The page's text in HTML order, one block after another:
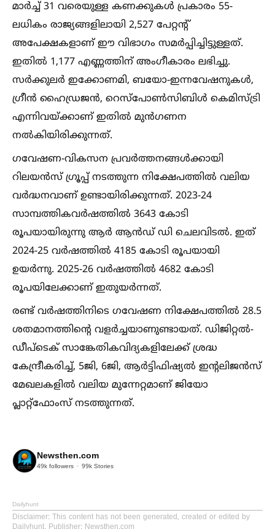
മാര്‍ച്ച്‌ 31 വരെയുള്ള കണക്കുകള്‍ പ്രകാരം 55-
ലധികം രാജ്യങ്ങളിലായി 2,527 പേറ്റന്റ്
അപേക്ഷകളാണ് ഈ വിഭാഗം സമര്‍പ്പിച്ചിട്ടുള്ളത്.
ഇതില്‍ 1,177 എണ്ണത്തിന് അംഗീകാരം ലഭിച്ചു.
സര്‍ക്കുലര്‍ ഇക്കോണമി, ബയോ-ഇന്നവേഷനുകള്‍,
ഗ്രീന്‍ ഹൈഡ്രജന്‍, റെസ്‌പോണ്‍സിബിള്‍ കെമിസ്ട്രി
എന്നിവയ്ക്കാണ് ഇതില്‍ മുന്‍ഗണന
നല്‍കിയിരിക്കുന്നത്.
ഗവേഷണ-വികസന പ്രവര്‍ത്തനങ്ങള്‍ക്കായി
റിലയന്‍സ് ഗ്രൂപ്പ് നടത്തുന്ന നിക്ഷേപത്തില്‍ വലിയ
വര്‍ദ്ധനവാണ് ഉണ്ടായിരിക്കുന്നത്. 2023-24
സാമ്പത്തികവര്‍ഷത്തില്‍ 3643 കോടി
രൂപയായിരുന്നു ആര്‍ ആന്‍ഡ് ഡി ചെലവിടല്‍. ഇത്
2024-25 വര്‍ഷത്തില്‍ 4185 കോടി രൂപയായി
ഉയര്‍ന്നു. 2025-26 വര്‍ഷത്തില്‍ 4682 കോടി
രൂപയിലേക്കാണ് ഇതുയര്‍ന്നത്.
രണ്ട് വര്‍ഷത്തിനിടെ ഗവേഷണ നിക്ഷേപത്തില്‍ 28.5
ശതമാനത്തിന്റെ വളര്‍ച്ചയാണുണ്ടായത്. ഡിജിറ്റല്‍-
ഡീപ്‌ടെക് സാങ്കേതികവിദ്യകളിലേക്ക് ശ്രദ്ധ
കേന്ദ്രീകരിച്ച്‌, 5ജി, 6ജി, ആര്‍ട്ടിഫിഷ്യല്‍ ഇന്റലിജന്‍സ്
മേഖലകളില്‍ വലിയ മുന്നേറ്റമാണ് ജിയോ
പ്ലാറ്റ്ഫോംസ് നടത്തുന്നത്.
Newsthen.com
49k followers 99k Stories
Dailyhunt
Disclaimer: This content has not been generated, created or edited by